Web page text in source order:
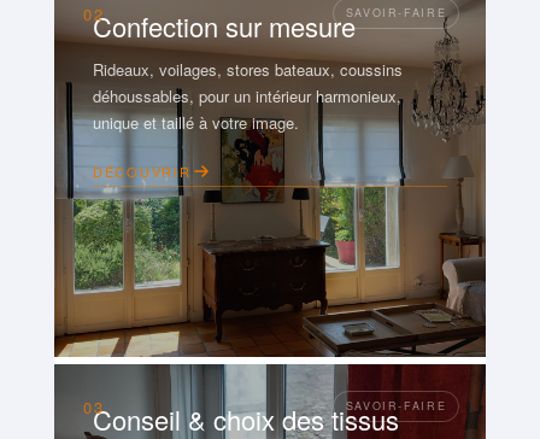
02Confection sur mesure
Rideaux, voilages, stores bateaux, coussins
déhoussables, pour un intérieur harmonieux,
unique et taillé à votre image.
DÉCOUVRIR
03Conseil & choix des tissus